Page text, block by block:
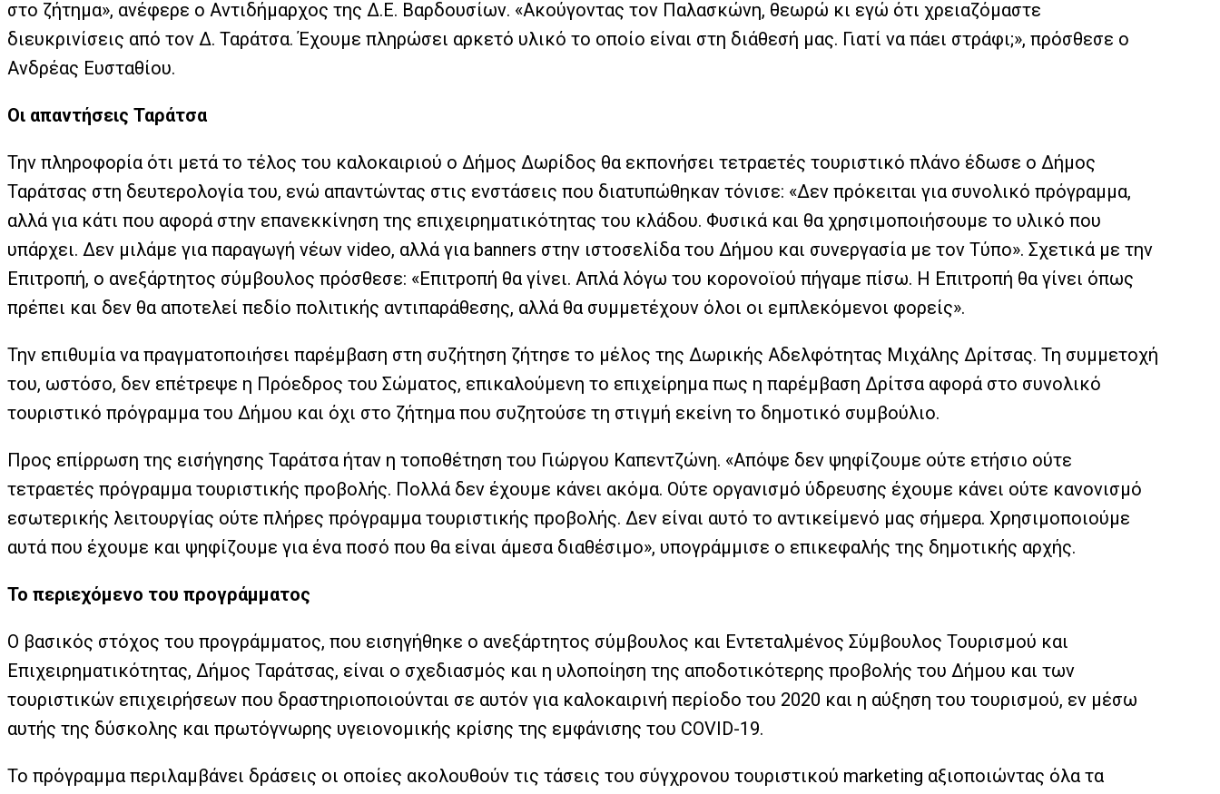
στο ζήτημα», ανέφερε ο Αντιδήμαρχος της Δ.Ε. Βαρδουσίων. «Ακούγοντας τον Παλασκώνη, θεωρώ κι εγώ ότι χρειαζόμαστε
διευκρινίσεις από τον Δ. Ταράτσα. Έχουμε πληρώσει αρκετό υλικό το οποίο είναι στη διάθεσή μας. Γιατί να πάει στράφι;», πρόσθεσε ο
Ανδρέας Ευσταθίου.
Οι απαντήσεις Ταράτσα
Την πληροφορία ότι μετά το τέλος του καλοκαιριού ο Δήμος Δωρίδος θα εκπονήσει τετραετές τουριστικό πλάνο έδωσε ο Δήμος
Ταράτσας στη δευτερολογία του, ενώ απαντώντας στις ενστάσεις που διατυπώθηκαν τόνισε: «Δεν πρόκειται για συνολικό πρόγραμμα,
αλλά για κάτι που αφορά στην επανεκκίνηση της επιχειρηματικότητας του κλάδου. Φυσικά και θα χρησιμοποιήσουμε το υλικό που
υπάρχει. Δεν μιλάμε για παραγωγή νέων video, αλλά για banners στην ιστοσελίδα του Δήμου και συνεργασία με τον Τύπο». Σχετικά με την
Επιτροπή, ο ανεξάρτητος σύμβουλος πρόσθεσε: «Επιτροπή θα γίνει. Απλά λόγω του κορονοϊού πήγαμε πίσω. Η Επιτροπή θα γίνει όπως
πρέπει και δεν θα αποτελεί πεδίο πολιτικής αντιπαράθεσης, αλλά θα συμμετέχουν όλοι οι εμπλεκόμενοι φορείς».
Την επιθυμία να πραγματοποιήσει παρέμβαση στη συζήτηση ζήτησε το μέλος της Δωρικής Αδελφότητας Μιχάλης Δρίτσας. Τη συμμετοχή
του, ωστόσο, δεν επέτρεψε η Πρόεδρος του Σώματος, επικαλούμενη το επιχείρημα πως η παρέμβαση Δρίτσα αφορά στο συνολικό
τουριστικό πρόγραμμα του Δήμου και όχι στο ζήτημα που συζητούσε τη στιγμή εκείνη το δημοτικό συμβούλιο.
Προς επίρρωση της εισήγησης Ταράτσα ήταν η τοποθέτηση του Γιώργου Καπεντζώνη. «Απόψε δεν ψηφίζουμε ούτε ετήσιο ούτε
τετραετές πρόγραμμα τουριστικής προβολής. Πολλά δεν έχουμε κάνει ακόμα. Ούτε οργανισμό ύδρευσης έχουμε κάνει ούτε κανονισμό
εσωτερικής λειτουργίας ούτε πλήρες πρόγραμμα τουριστικής προβολής. Δεν είναι αυτό το αντικείμενό μας σήμερα. Χρησιμοποιούμε
αυτά που έχουμε και ψηφίζουμε για ένα ποσό που θα είναι άμεσα διαθέσιμο», υπογράμμισε ο επικεφαλής της δημοτικής αρχής.
Το περιεχόμενο του προγράμματος
Ο βασικός στόχος του προγράμματος, που εισηγήθηκε ο ανεξάρτητος σύμβουλος και Εντεταλμένος Σύμβουλος Τουρισμού και
Επιχειρηματικότητας, Δήμος Ταράτσας, είναι ο σχεδιασμός και η υλοποίηση της αποδοτικότερης προβολής του Δήμου και των
τουριστικών επιχειρήσεων που δραστηριοποιούνται σε αυτόν για καλοκαιρινή περίοδο του 2020 και η αύξηση του τουρισμού, εν μέσω
αυτής της δύσκολης και πρωτόγνωρης υγειονομικής κρίσης της εμφάνισης του COVID-19.
Το πρόγραμμα περιλαμβάνει δράσεις οι οποίες ακολουθούν τις τάσεις του σύγχρονου τουριστικού marketing αξιοποιώντας όλα τα